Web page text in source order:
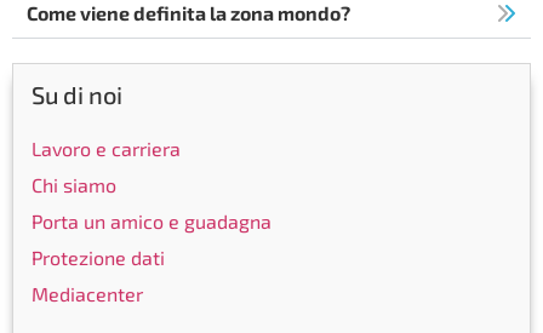
Come viene definita la zona mondo?
Su di noi
Lavoro e carriera
Chi siamo
Porta un amico e guadagna
Protezione dati
Mediacenter